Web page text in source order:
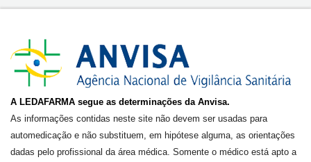
A LEDAFARMA segue as determinações da Anvisa.
As informações contidas neste site não devem ser usadas para
automedicação e não substituem, em hipótese alguma, as orientações
dadas pelo profissional da área médica. Somente o médico está apto a